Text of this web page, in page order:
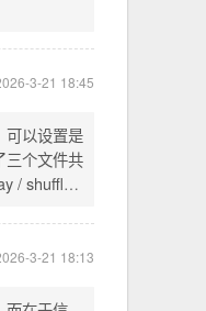
绝美。
3-21 18:45
可以设置是
个文件共